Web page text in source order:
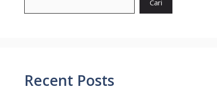
Cari
Recent Posts